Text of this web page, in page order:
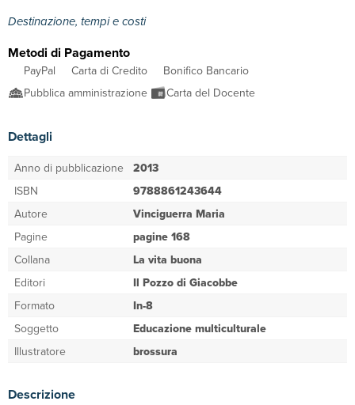
Destinazione, tempi e costi
Metodi di Pagamento
PayPal Carta di Credito
Bonifico Bancario
Pubblica amministrazione
Carta del Docente
Dettagli
Anno di pubblicazione 2013
ISBN
9788861243644
Autore
Vinciguerra Maria
Pagine
pagine 168
Collana
La vita buona
Editori
Il Pozzo di Giacobbe
Formato
In-8
Soggetto
Educazione multiculturale
Illustratore
brossura
Descrizione